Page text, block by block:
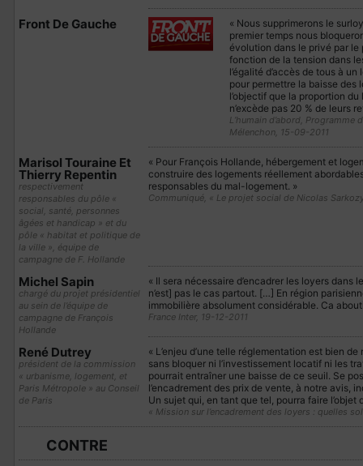
Front De Gauche
« Nous supprimerons le
premier temps nous
évolution dans le privé par
fonction de la tension dans
l’égalité d’accès de tous à
pour permettre la baisse des
l’objectif que la proportion
n’excède pas 20 % de leurs
L’humain d’abord,
Mélenchon, 15-09-2011
Marisol Touraine Et
Thierry Repentin
respectivement
responsables du pôle «
social, santé, personnes
âgées et handicap » et du
pôle « habitat et politique de
la ville », équipe de
campagne de F. Hollande
« Pour François Hollande, hébergement et
construire des logements réellement
responsables du mal-logement. »
Communiqué, « Le projet social de Nicolas
Michel Sapin
chargé du projet présidentiel
au sein de l’équipe de
campagne de François
Hollande
« Il sera nécessaire d’encadrer les loyers dans
n’est] pas le cas partout. […] En région
immobilière absolument considérable. Ca
France Inter, 19-12-2011
René Dutrey
président de la commission
« urbanisme, logement, et
Paris Métropole » au Conseil
de Paris
« L’enjeu d’une telle réglementation est bien
sans bloquer ni l’investissement locatif ni les
pourrait entraîner une baisse de ce seuil. Se
l’encadrement des prix de vente, à notre avis,
Un sujet qui, en tant que tel, pourra faire l’objet
« Mission sur l’encadrement des loyers : quelles
CONTRE